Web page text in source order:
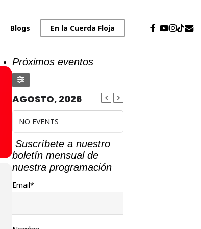
Blogs En la Cuerda Floja facebook
youtube
tiktok
Próximos eventos
AGOSTO, 2026
NO EVENTS
Suscríbete a nuestro
boletín mensual de
nuestra programación
Email*